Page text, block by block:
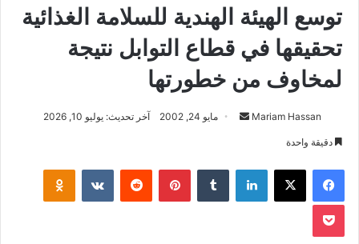
توسع الهيئة الهندية للسلامة الغذائية
تحقيقها في قطاع التوابل نتيجة
لمخاوف من خطورتها
Mariam Hassan
أرسل مايو 24, 2002 آخر تحديث: يوليو 10, 2026
دقيقة واحدة
فيسبوك ‫X لينكدإن بينتيريست
‫Pocket